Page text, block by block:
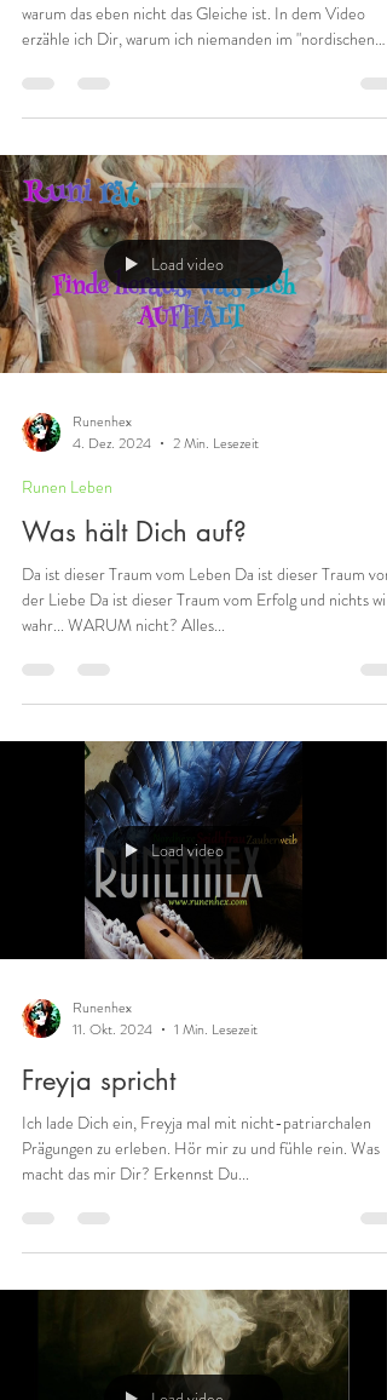
ODER?
warum das eben nicht das Gleiche ist. In dem Video
erzähle ich Dir, warum ich niemanden im "nordischen
Schamanin, ich bin Hexe des Landes. Lass mich Dir vom
Unterschied erzählen, der mir so wichtig ist. Es gibt viele
Anbieter von Kursen zum nordischen Schamanismus. Ich
gehöre NICHT dazu. Wenn Du noch mehr über den
zu den Land- und Ahnengeistern erleben magst, diesen
Weg selbs
Load video
Runenhex
4. Dez. 2024
2 Min. Lesezeit
Was hält Dich auf?
der Liebe Da ist dieser Traum vom Erfolg und nichts wird
wahr... WARUM nicht? Alles...
Load video
Runenhex
11. Okt. 2024
Freyja spricht
Prägungen zu erleben. Hör mir zu und fühle rein. Was
macht das mir Dir? Erkennst Du...